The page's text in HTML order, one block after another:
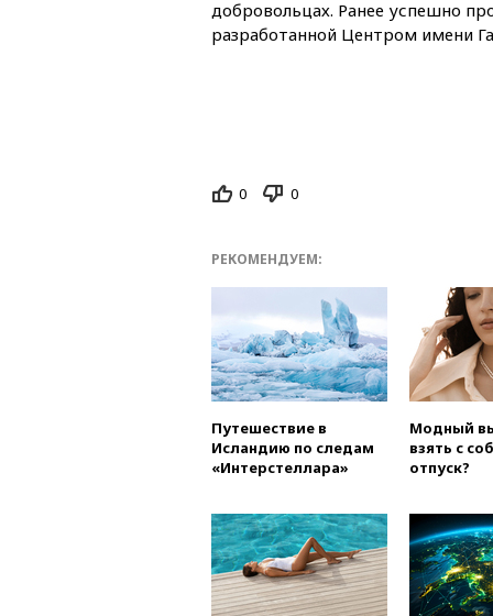
добровольцах. Ранее успешно
разработанной Центром имени
0 0
РЕКОМЕНДУЕМ:
Путешествие в
Исландию по следам
«Интерстеллара»
Модный
взять с
отпуск?